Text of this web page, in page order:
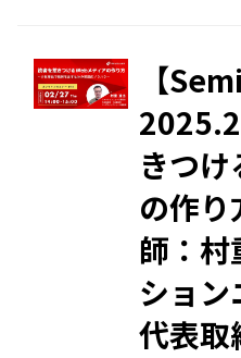
る、生成
〜コンテ
案と、法
にご講演
を、アーカ
す。
【
きつ
の作り
師：村
ショ
代表取